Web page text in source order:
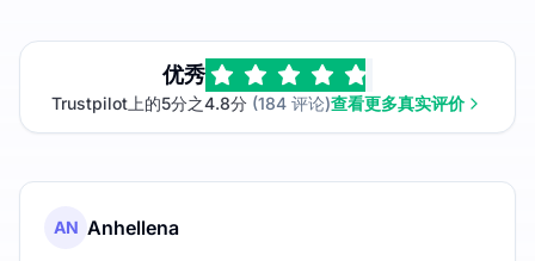
优秀
Trustpilot上的5分之4.8分 (184 评论)查看更多真实评价
AN Anhellena